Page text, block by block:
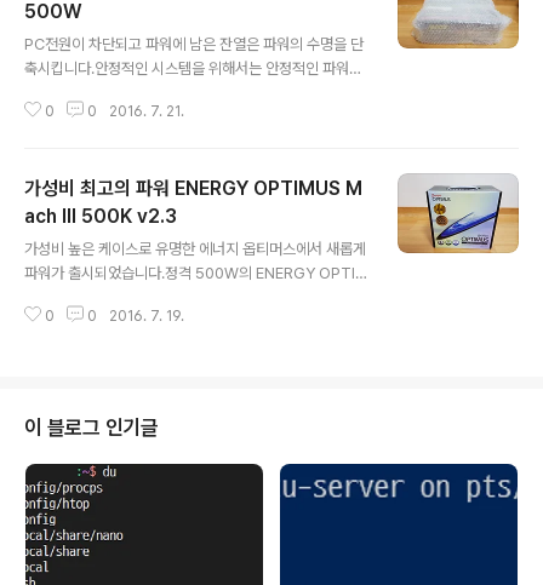
500W
PC전원이 차단되고 파워에 남은 잔열은 파워의 수명을 단
축시킵니다.안정적인 시스템을 위해서는 안정적인 파워가
r Cooling 87+ FDB는 After Cooling 기술로 잔열을
500W의 제품 박스는 좀 큰 편입니다.▼ 제품 배송일반적
인 파워보다 좀 더 큰 박스에 포장되어 있습니다.여러 겹의
에어캡으로 안전하게 배송되었습니다.▼ 제품 박스마이크
로닉스 CASLON 87+ 시리즈 제품입니다.박스에는 손잡
지원SLI와 CrossFire X를 지원합니다. 그리고 인텔 6세
0 0 2016. 7. 21.
가성비 최고의 파워 ENERGY OPTIMUS M
ach III 500K v2.3
가성비 높은 케이스로 유명한 에너지 옵티머스에서 새롭게
파워가 출시되었습니다.정격 500W의 ENERGY OPTIM
후반의 높은 가성비를 자랑하는 ENERGY OPTIMUS M
산 등에서 직접 구매해도 부담없이 들고 돌아갈 수 있는 디
자인입니다.▼ 박스 상단박스 상단에 ENERGY OPTIMU
S 500K Mach III라는 이름을 확인할 수 있습니다. 3년 무
상보증으로 안심하고 사용할 수 있는 제품입니다.▼ 박스
개봉파워가 완전히 밀봉된 상태로 포장된 상태입니다...
0 0 2016. 7. 19.
이 블로그 인기글